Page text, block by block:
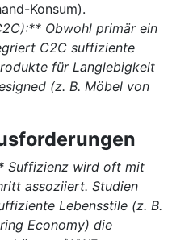
Konsum).
Obwohl primär ein
C2C suffiziente
für Langlebigkeit
(z. B. Möbel von
Suffizienz wird oft mit
assoziiert. Studien
Lebensstile (z. B.
Economy) die